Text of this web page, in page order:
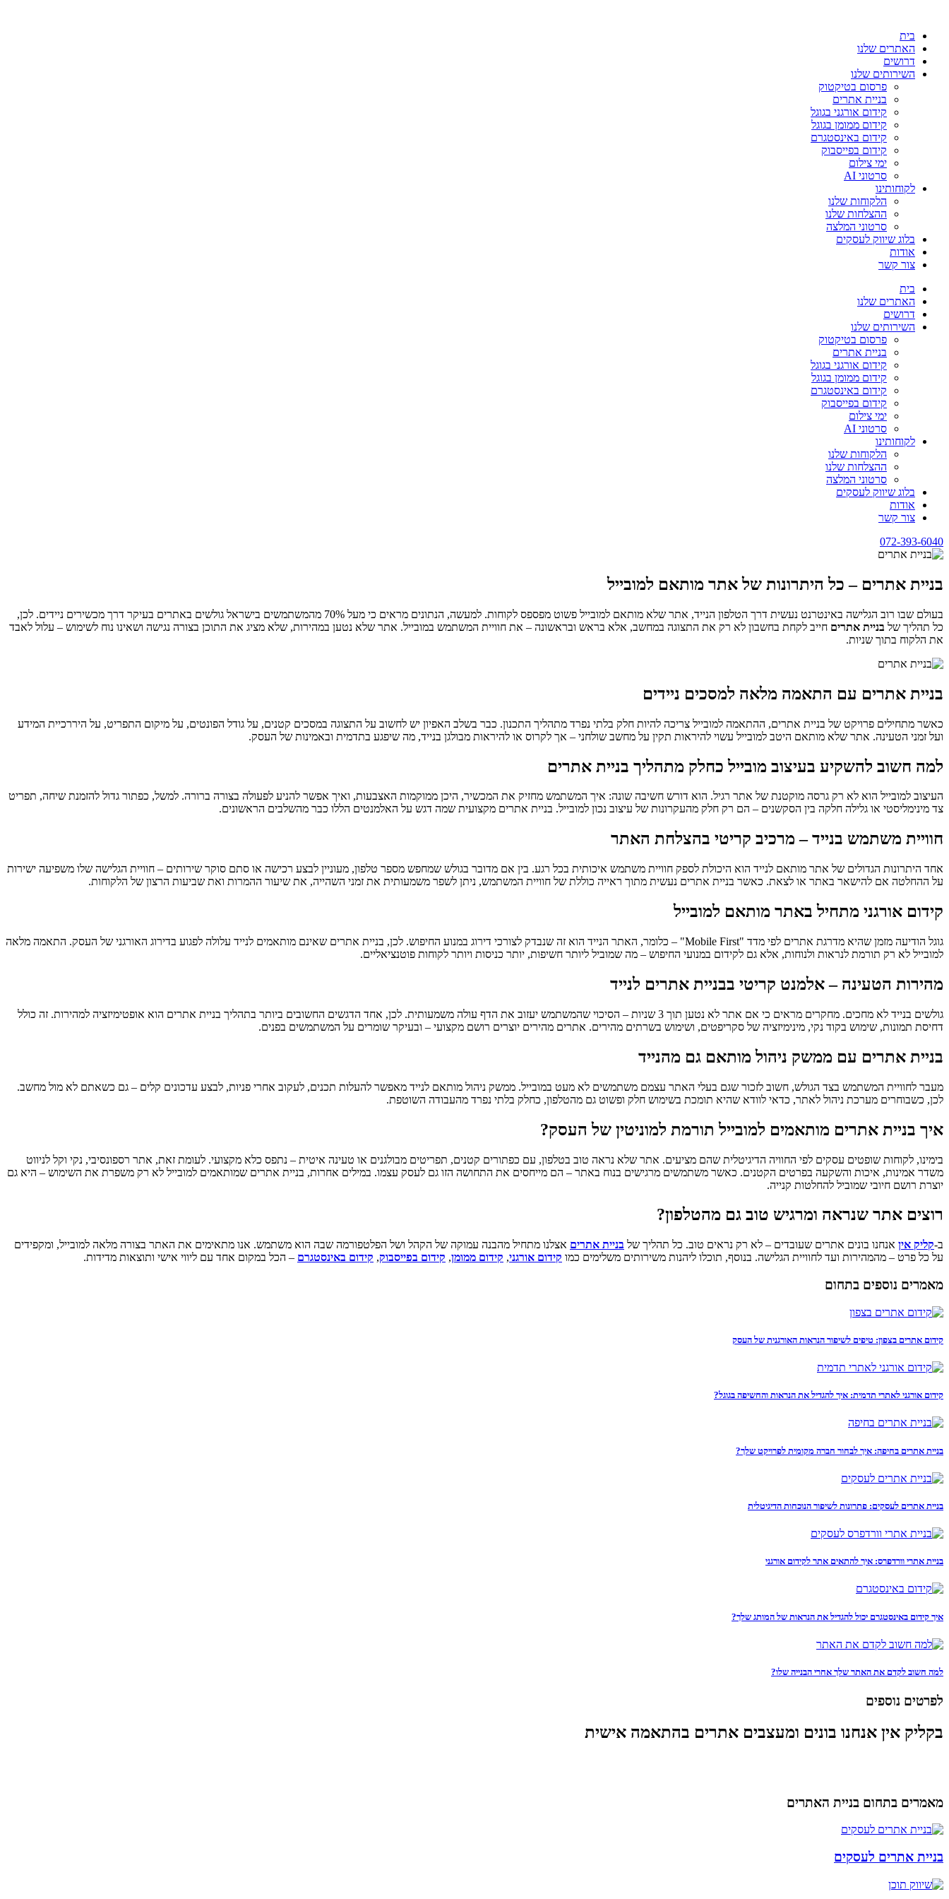
בית
האתרים שלנו
דרושים
השירותים שלנו
פרסום בטיקטוק
בניית אתרים
קידום אורגני בגוגל
קידום ממומן בגוגל
קידום באינסטגרם
קידום בפייסבוק
ימי צילום
סרטוני AI
לקוחותינו
הלקוחות שלנו
ההצלחות שלנו
סרטוני המלצה
בלוג שיווק לעסקים
אודות
צור קשר
בית
האתרים שלנו
דרושים
השירותים שלנו
פרסום בטיקטוק
בניית אתרים
קידום אורגני בגוגל
קידום ממומן בגוגל
קידום באינסטגרם
קידום בפייסבוק
ימי צילום
סרטוני AI
לקוחותינו
הלקוחות שלנו
ההצלחות שלנו
סרטוני המלצה
בלוג שיווק לעסקים
אודות
צור קשר
072-393-6040
בניית אתרים – כל היתרונות של אתר מותאם למובייל
בעולם שבו רוב הגלישה באינטרנט נעשית דרך הטלפון הנייד, אתר שלא מותאם למובייל פשוט מפספס לקוחות. למעשה, הנתונים מראים כי מעל 70% מהמשתמשים בישראל גולשים באתרים בעיקר דרך מכשירים ניידים. לכן,
כל תהליך של בניית אתרים חייב לקחת בחשבון לא רק את התצוגה במחשב, אלא בראש ובראשונה – את חוויית המשתמש במובייל. אתר שלא נטען במהירות, שלא מציג את התוכן בצורה נגישה ושאינו נוח לשימוש – עלול לאבד
את הלקוח בתוך שניות.
בניית אתרים עם התאמה מלאה למסכים ניידים
כאשר מתחילים פרויקט של בניית אתרים, ההתאמה למובייל צריכה להיות חלק בלתי נפרד מתהליך התכנון. כבר בשלב האפיון יש לחשוב על התצוגה במסכים קטנים, על גודל הפונטים, על מיקום התפריט, על היררכיית המידע
ועל זמני הטעינה. אתר שלא מותאם היטב למובייל עשוי להיראות תקין על מחשב שולחני – אך לקרוס או להיראות מבולגן בנייד, מה שיפגע בתדמית ובאמינות של העסק.
למה חשוב להשקיע בעיצוב מובייל כחלק מתהליך בניית אתרים
העיצוב למובייל הוא לא רק גרסה מוקטנת של אתר רגיל. הוא דורש חשיבה שונה: איך המשתמש מחזיק את המכשיר, היכן ממוקמות האצבעות, ואיך אפשר להניע לפעולה בצורה ברורה. למשל, כפתור גדול להזמנת שיחה, תפריט
צד מינימליסטי או גלילה חלקה בין הסקשנים – הם רק חלק מהעקרונות של עיצוב נכון למובייל. בניית אתרים מקצועית שמה דגש על האלמנטים הללו כבר מהשלבים הראשונים.
חוויית משתמש בנייד – מרכיב קריטי בהצלחת האתר
אחד היתרונות הגדולים של אתר מותאם לנייד הוא היכולת לספק חוויית משתמש איכותית בכל רגע. בין אם מדובר בגולש שמחפש מספר טלפון, מעוניין לבצע רכישה או סתם סוקר שירותים – חוויית הגלישה שלו משפיעה ישירות
על ההחלטה אם להישאר באתר או לצאת. כאשר בניית אתרים נעשית מתוך ראייה כוללת של חוויית המשתמש, ניתן לשפר משמעותית את זמני השהייה, את שיעור ההמרות ואת שביעות הרצון של הלקוחות.
קידום אורגני מתחיל באתר מותאם למובייל
גוגל הודיעה מזמן שהיא מדרגת אתרים לפי מדד "Mobile First" – כלומר, האתר הנייד הוא זה שנבדק לצורכי דירוג במנוע החיפוש. לכן, בניית אתרים שאינם מותאמים לנייד עלולה לפגוע בדירוג האורגני של העסק. התאמה מלאה
למובייל לא רק תורמת לנראות ולנוחות, אלא גם לקידום במנועי החיפוש – מה שמוביל ליותר חשיפות, יותר כניסות ויותר לקוחות פוטנציאליים.
מהירות הטעינה – אלמנט קריטי בבניית אתרים לנייד
גולשים בנייד לא מחכים. מחקרים מראים כי אם אתר לא נטען תוך 3 שניות – הסיכוי שהמשתמש יעזוב את הדף עולה משמעותית. לכן, אחד הדגשים החשובים ביותר בתהליך בניית אתרים הוא אופטימיזציה למהירות. זה כולל
דחיסת תמונות, שימוש בקוד נקי, מינימיזציה של סקריפטים, ושימוש בשרתים מהירים. אתרים מהירים יוצרים רושם מקצועי – ובעיקר שומרים על המשתמשים בפנים.
בניית אתרים עם ממשק ניהול מותאם גם מהנייד
מעבר לחוויית המשתמש בצד הגולש, חשוב לזכור שגם בעלי האתר עצמם משתמשים לא מעט במובייל. ממשק ניהול מותאם לנייד מאפשר להעלות תכנים, לעקוב אחרי פניות, לבצע עדכונים קלים – גם כשאתם לא מול מחשב.
לכן, כשבוחרים מערכת ניהול לאתר, כדאי לוודא שהיא תומכת בשימוש חלק ופשוט גם מהטלפון, כחלק בלתי נפרד מהעבודה השוטפת.
איך בניית אתרים מותאמים למובייל תורמת למוניטין של העסק?
בימינו, לקוחות שופטים עסקים לפי החוויה הדיגיטלית שהם מציעים. אתר שלא נראה טוב בטלפון, עם כפתורים קטנים, תפריטים מבולגנים או טעינה איטית – נתפס כלא מקצועי. לעומת זאת, אתר רספונסיבי, נקי וקל לניווט
משדר אמינות, איכות והשקעה בפרטים הקטנים. כאשר משתמשים מרגישים בנוח באתר – הם מייחסים את התחושה הזו גם לעסק עצמו. במילים אחרות, בניית אתרים שמותאמים למובייל לא רק משפרת את השימוש – היא גם
יוצרת רושם חיובי שמוביל להחלטות קנייה.
רוצים אתר שנראה ומרגיש טוב גם מהטלפון?
ב-קליק אין אנחנו בונים אתרים שעובדים – לא רק נראים טוב. כל תהליך של בניית אתרים אצלנו מתחיל מהבנה עמוקה של הקהל ושל הפלטפורמה שבה הוא משתמש. אנו מתאימים את האתר בצורה מלאה למובייל, ומקפידים
על כל פרט – מהמהירות ועד לחוויית הגלישה. בנוסף, תוכלו ליהנות משירותים משלימים כמו קידום אורגני, קידום ממומן, קידום בפייסבוק, קידום באינסטגרם – הכל במקום אחד עם ליווי אישי ותוצאות מדידות.
מאמרים נוספים בתחום
קידום אתרים בצפון: טיפים לשיפור הנראות האורגנית של העסק
קידום אורגני לאתרי תדמית: איך להגדיל את הנראות והחשיפה בגוגל?
בניית אתרים בחיפה: איך לבחור חברה מקומית לפרויקט שלך?
בניית אתרים לעסקים: פתרונות לשיפור הנוכחות הדיגיטלית
בניית אתרי וורדפרס: איך להתאים אתר לקידום אורגני
איך קידום באינסטגרם יכול להגדיל את הנראות של המותג שלך?
למה חשוב לקדם את האתר שלך אחרי הבנייה שלו?
לפרטים נוספים
בקליק אין אנחנו בונים ומעצבים אתרים בהתאמה אישית
מאמרים בתחום בניית האתרים
בניית אתרים לעסקים